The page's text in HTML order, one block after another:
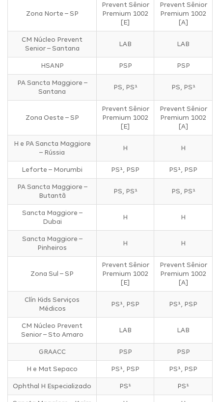
Zona Norte – SP
Prevent Sênior
Premium 1002
[E]
Prevent Sênior
Premium 1002
[A]
CM Núcleo Prevent
Senior – Santana
LAB LAB
HSANP PSP PSP
PA Sancta Maggiore –
Santana
PS, PS¹ PS, PS¹
Zona Oeste – SP
Prevent Sênior
Premium 1002
[E]
Prevent Sênior
Premium 1002
[A]
H e PA Sancta Maggiore
– Rússia
H H
Leforte – Morumbi PS¹, PSP PS¹, PSP
PA Sancta Maggiore –
Butantã
PS, PS¹ PS, PS¹
Sancta Maggiore –
Dubai
H H
Sancta Maggiore –
Pinheiros
H H
Zona Sul – SP
Prevent Sênior
Premium 1002
[E]
Prevent Sênior
Premium 1002
[A]
Clín Kids Serviços
Médicos
PS¹, PSP PS¹, PSP
CM Núcleo Prevent
Senior – Sto Amaro
LAB LAB
GRAACC PSP PSP
H e Mat Sepaco PS¹, PSP PS¹, PSP
Ophthal H Especializado PS¹ PS¹